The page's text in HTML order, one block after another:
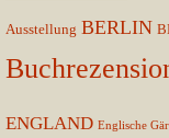
Ausstellung BERLIN
ENGLAND Englische